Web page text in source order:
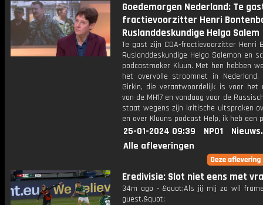
Goedemorgen Nederland: Te
fractievoorzitter Henri
Ruslanddeskundige Helga Salem
Te gast zijn CDA-fractievoorzitter Henri
Ruslanddeskundige Helga Salemon en
podcastmaker Kluun. Met hen hebben
het overvolle stroomnet in Nederland,
Girkin, die verantwoordelijk is voor het
van de MH17 en vandaag voor de
staat wegens zijn kritische uitspraken
en over Kluuns podcast Help, ik heb een
25-01-2024 09:39 NPO1
Alle afleveringen
Eredivisie: Slot niet eens met
34m ago - &quot;Als jij mij zo wil
guest.&quot;